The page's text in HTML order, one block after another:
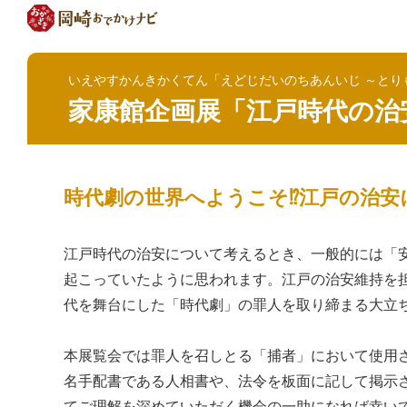
いえやすかんきかくてん「えどじだいのちあんいじ ～と
家康館企画展「江戸時代の
時代劇の世界へようこそ⁉江戸の治
江戸時代の治安について考えるとき、一般的には
起こっていたように思われます。江戸の治安維持
代を舞台にした「時代劇」の罪人を取り締まる大
本展覧会では罪人を召しとる「捕者」において使
名手配書である人相書や、法令を板面に記して掲